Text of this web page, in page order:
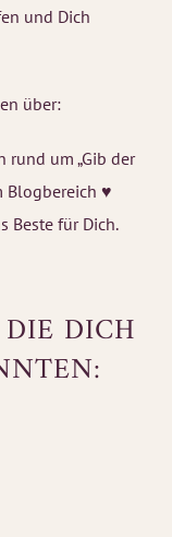
und Dich
über:
um „Gib der
Blogbereich ♥
Beste für Dich.
DICH